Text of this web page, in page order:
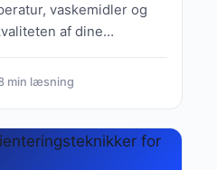
vaskemidler og
af dine
min læsning